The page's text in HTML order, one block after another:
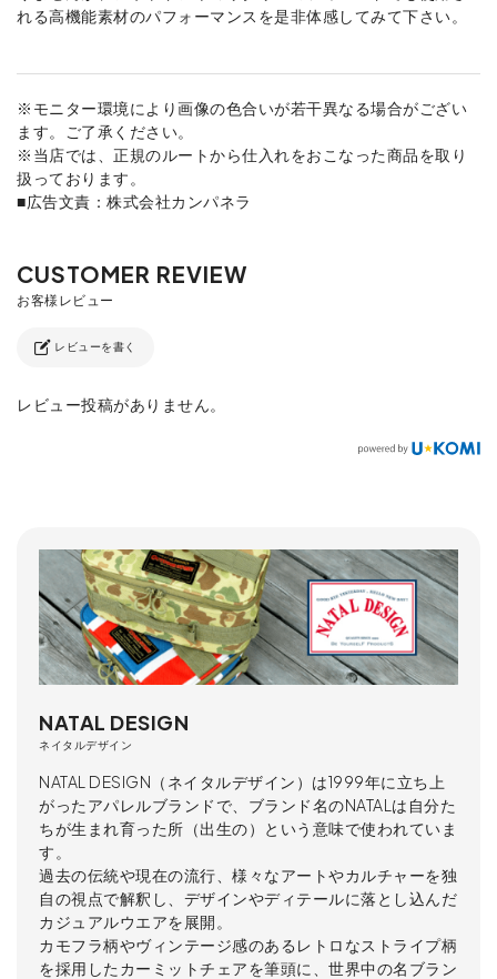
れる高機能素材のパフォーマンスを是非体感してみて下さい。
※モニター環境により画像の色合いが若干異なる場合がござい
ます。ご了承ください。
※当店では、正規のルートから仕入れをおこなった商品を取り
扱っております。
■広告文責：株式会社カンパネラ
レビューを書く
レビュー投稿がありません。
NATAL DESIGN
ネイタルデザイン
NATAL DESIGN（ネイタルデザイン）は1999年に立ち上
がったアパレルブランドで、ブランド名のNATALは自分た
ちが生まれ育った所（出生の）という意味で使われていま
す。
過去の伝統や現在の流行、様々なアートやカルチャーを独
自の視点で解釈し、デザインやディテールに落とし込んだ
カジュアルウエアを展開。
カモフラ柄やヴィンテージ感のあるレトロなストライプ柄
を採用したカーミットチェアを筆頭に、世界中の名ブラン